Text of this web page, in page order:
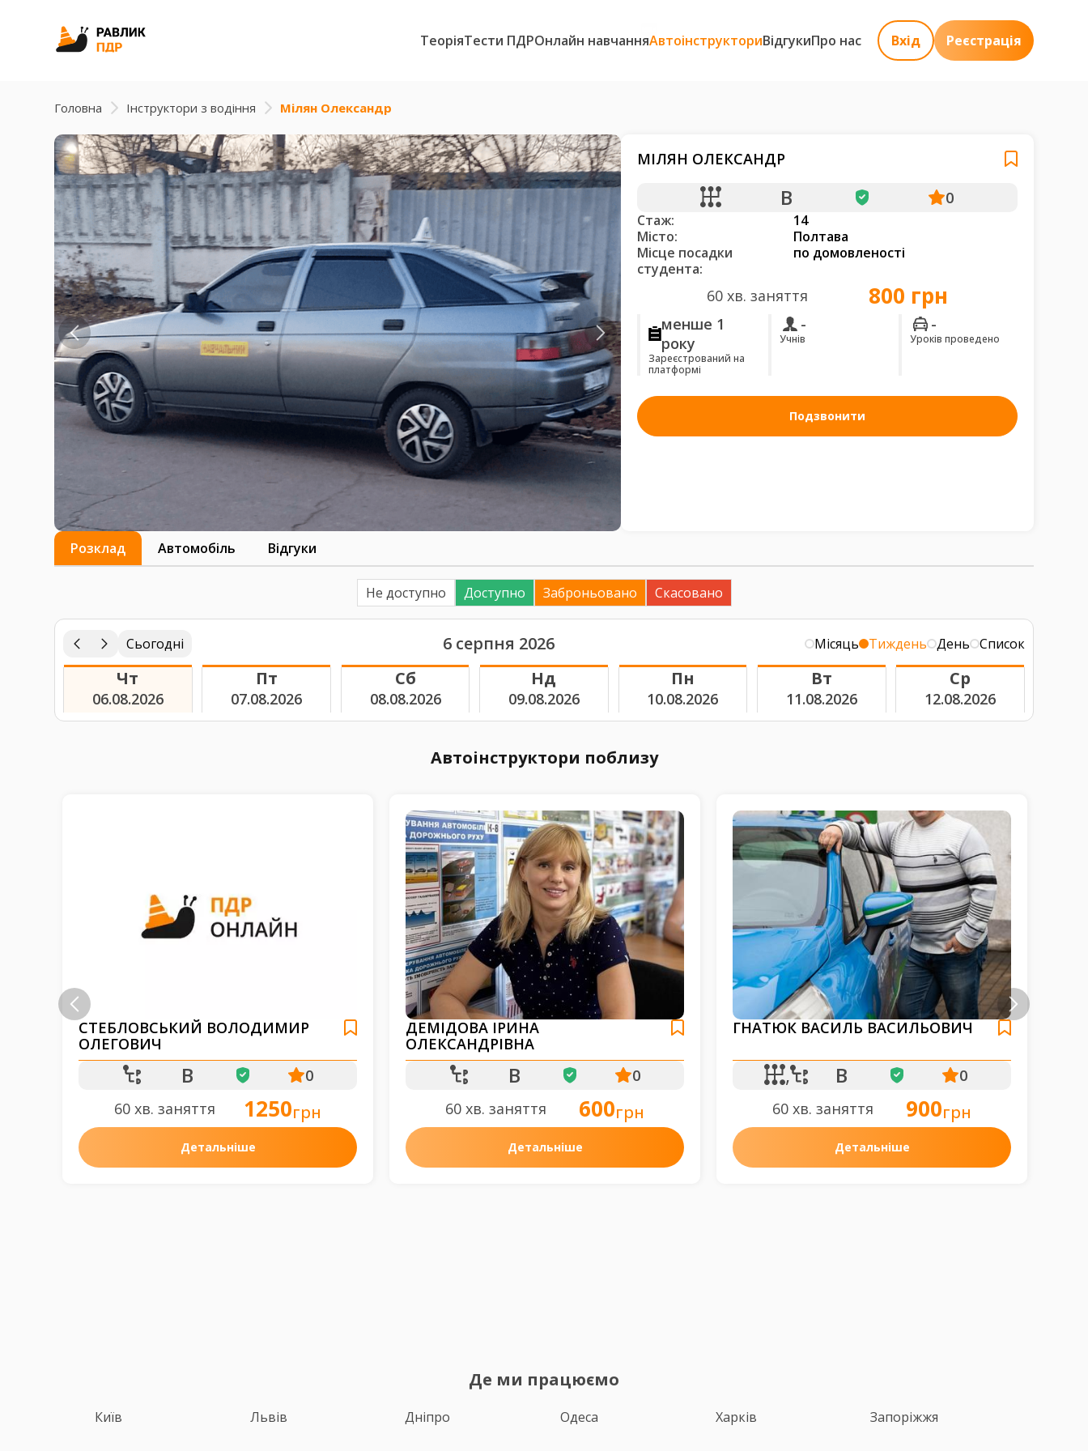
ТеоріяТести ПДРОнлайн навчанняАвтоінструкториВідгукиПро нас Вхід Реєстрація
Головна Інструктори з водіння Мілян Олександр
МІЛЯН ОЛЕКСАНДР
B 0
Стаж:
14
Місто:
Полтава
Місце посадки
студента:
по домовленості
60 хв. заняття 800 грн
менше 1
року
Зареєстрований на
платформі
-
Учнів
-
Уроків проведено
Подзвонити
Розклад Автомобіль Відгуки
Не доступно Доступно Заброньовано Скасовано
Сьогодні 6 серпня 2026 Місяць Тиждень День Список
Чт
06.08.2026
Пт
07.08.2026
Сб
08.08.2026
Нд
09.08.2026
Пн
10.08.2026
Вт
11.08.2026
Ср
12.08.2026
Автоінструктори поблизу
СТЕБЛОВСЬКИЙ ВОЛОДИМИР
ОЛЕГОВИЧ
B
0
60 хв. заняття
1250грн
Детальніше
ДЕМІДОВА ІРИНА
ОЛЕКСАНДРІВНА
B
0
60 хв. заняття
600грн
Детальніше
ГНАТЮК ВАСИЛЬ ВАСИЛЬОВИЧ
, B
0
60 хв. заняття
900грн
Детальніше
Де ми працюємо
Київ Львів Дніпро Одеса Харків Запоріжжя